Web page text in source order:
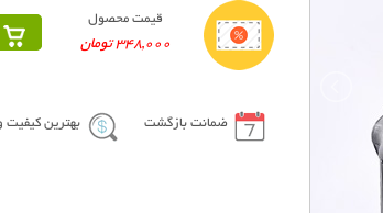
قیمت محصول
348,000 تومان
ضمانت بازگشت بهترین کیفیت